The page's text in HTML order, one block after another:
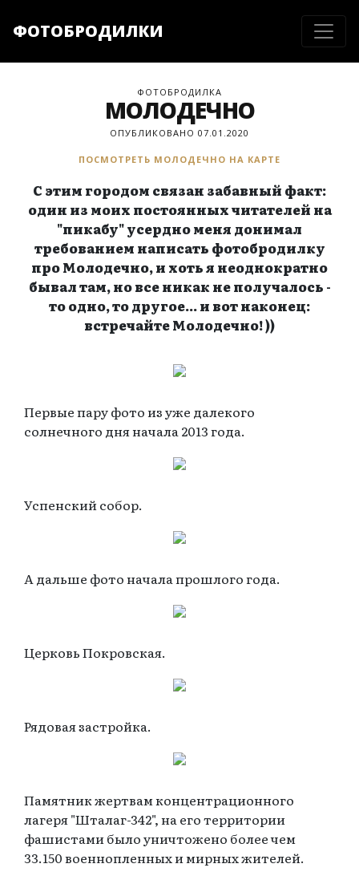
ФОТОБРОДИЛКИ
ФОТОБРОДИЛКА
МОЛОДЕЧНО
ОПУБЛИКОВАНО 07.01.2020
ПОСМОТРЕТЬ МОЛОДЕЧНО НА КАРТЕ
С этим городом связан забавный факт:
один из моих постоянных читателей на
"пикабу" усердно меня донимал
требованием написать фотобродилку
про Молодечно, и хоть я неоднократно
бывал там, но все никак не получалось -
то одно, то другое... и вот наконец:
встречайте Молодечно! ))
Первые пару фото из уже далекого
солнечного дня начала 2013 года.
Успенский собор.
А дальше фото начала прошлого года.
Церковь Покровская.
Рядовая застройка.
Памятник жертвам концентрационного
лагеря "Шталаг-342", на его территории
фашистами было уничтожено более чем
33.150 военнопленных и мирных жителей.